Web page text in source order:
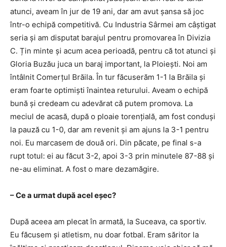
atunci, aveam în jur de 19 ani, dar am avut șansa să joc
într-o echipă competitivă. Cu Industria Sârmei am câștigat
seria și am disputat barajul pentru promovarea în Divizia
C. Țin minte și acum acea perioadă, pentru că tot atunci și
Gloria Buzău juca un baraj important, la Ploiești. Noi am
întâlnit Comerțul Brăila. În tur făcuserăm 1-1 la Brăila și
eram foarte optimiști înaintea returului. Aveam o echipă
bună și credeam cu adevărat că putem promova. La
meciul de acasă, după o ploaie torențială, am fost conduși
la pauză cu 1-0, dar am revenit și am ajuns la 3-1 pentru
noi. Eu marcasem de două ori. Din păcate, pe final s-a
rupt totul: ei au făcut 3-2, apoi 3-3 prin minutele 87-88 și
ne-au eliminat. A fost o mare dezamăgire.
– Ce a urmat după acel eșec?
După aceea am plecat în armată, la Suceava, ca sportiv.
Eu făcusem și atletism, nu doar fotbal. Eram săritor la